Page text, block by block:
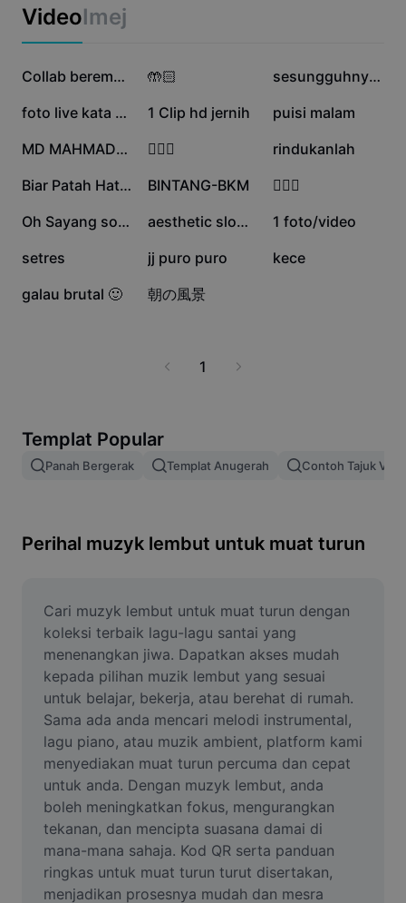
Kapsyen automatik
Gabungan imej
Ubah Saiz Imej
Penjana Meme
AI Text Remover
AI People Remover
AI Inpainting
Face Cutout
Video
Alih keluar latar video
Pemasaran
Templat industri
Templat recap
Pusat Amanah
Pusat Bantuan
Perihal Terma Perkhidmatan CapCut
Dreamina Seedance 2.0 Launch
pelajar, guru, pekerja pejabat, serta ibu bapa yang ingin
mencipta suasana tenang di rumah. Mulakan hari anda
atau gunakan sebagai latar semasa aktiviti membaca dan
pilihan utama bagi mereka yang mencari pengalaman
VideoImej
174.4K Collab berempat 84.5K
🤲🏻 83.9K sesungguhnya aku
38.6K foto live kata kata 24.9K
1 Clip hd jernih 13.2K
puisi malam
3.9K MD MAHMADUL HASAN 2.7K
🧎🏻‍♀️ 1.3K
rindukanlah
1.2K Biar Patah Hatiku 661
BINTANG-BKM 546
🧘🏻‍♂️
527 Oh Sayang song 464 aesthetic slowmo 358
1 foto/video
213
setres 128
jj puro puro 24
kece
20
galau brutal 🙂 5
朝の風景
1
Templat Popular
Panah Bergerak Templat Anugerah Contoh Tajuk
Perihal muzyk lembut untuk muat turun
Cari muzyk lembut untuk muat turun dengan
koleksi terbaik lagu-lagu santai yang
menenangkan jiwa. Dapatkan akses mudah
kepada pilihan muzik lembut yang sesuai
untuk belajar, bekerja, atau berehat di rumah.
Sama ada anda mencari melodi instrumental,
lagu piano, atau muzik ambient, platform kami
menyediakan muat turun percuma dan cepat
untuk anda. Dengan muzyk lembut, anda
boleh meningkatkan fokus, mengurangkan
tekanan, dan mencipta suasana damai di
mana-mana sahaja. Kod QR serta panduan
ringkas untuk muat turun turut disertakan,
menjadikan prosesnya mudah dan mesra